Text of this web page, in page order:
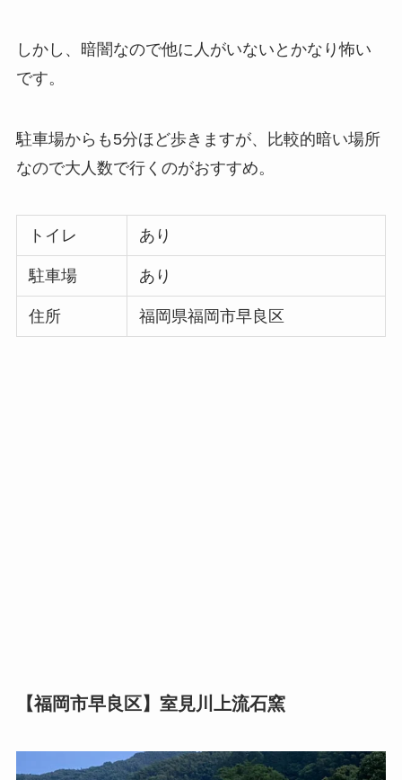
しかし、暗闇なので他に人がいないとかなり怖い
です。
駐車場からも5分ほど歩きますが、比較的暗い場所
なので大人数で行くのがおすすめ。
トイレ あり
駐車場 あり
住所 福岡県福岡市早良区
【福岡市早良区】室見川上流石窯